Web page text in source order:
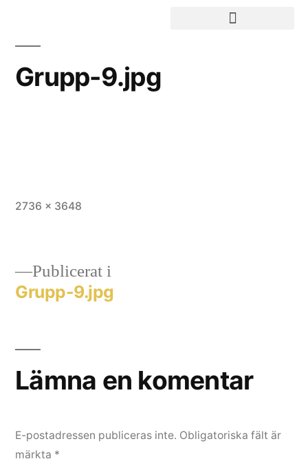
Grupp-9.jpg
2736 × 3648
Publicerat i
Grupp-9.jpg
Lämna en komentar
E-postadressen publiceras inte. Obligatoriska fält är
märkta *